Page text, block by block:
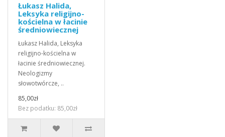
Łukasz Halida,
Leksyka religijno-
kościelna w łacinie
średniowiecznej
Łukasz Halida, Leksyka
religijno-kościelna w
łacinie średniowiecznej.
Neologizmy
słowotwórcze, ..
85,00zł
Bez podatku: 85,00zł